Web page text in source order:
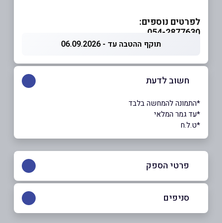
לפרטים נוספים:
054-2877630
תוקף ההטבה עד - 06.09.2026
חשוב לדעת
*התמונה להמחשה בלבד
*עד גמר המלאי
*ט.ל.ח
פרטי הספק
סניפים